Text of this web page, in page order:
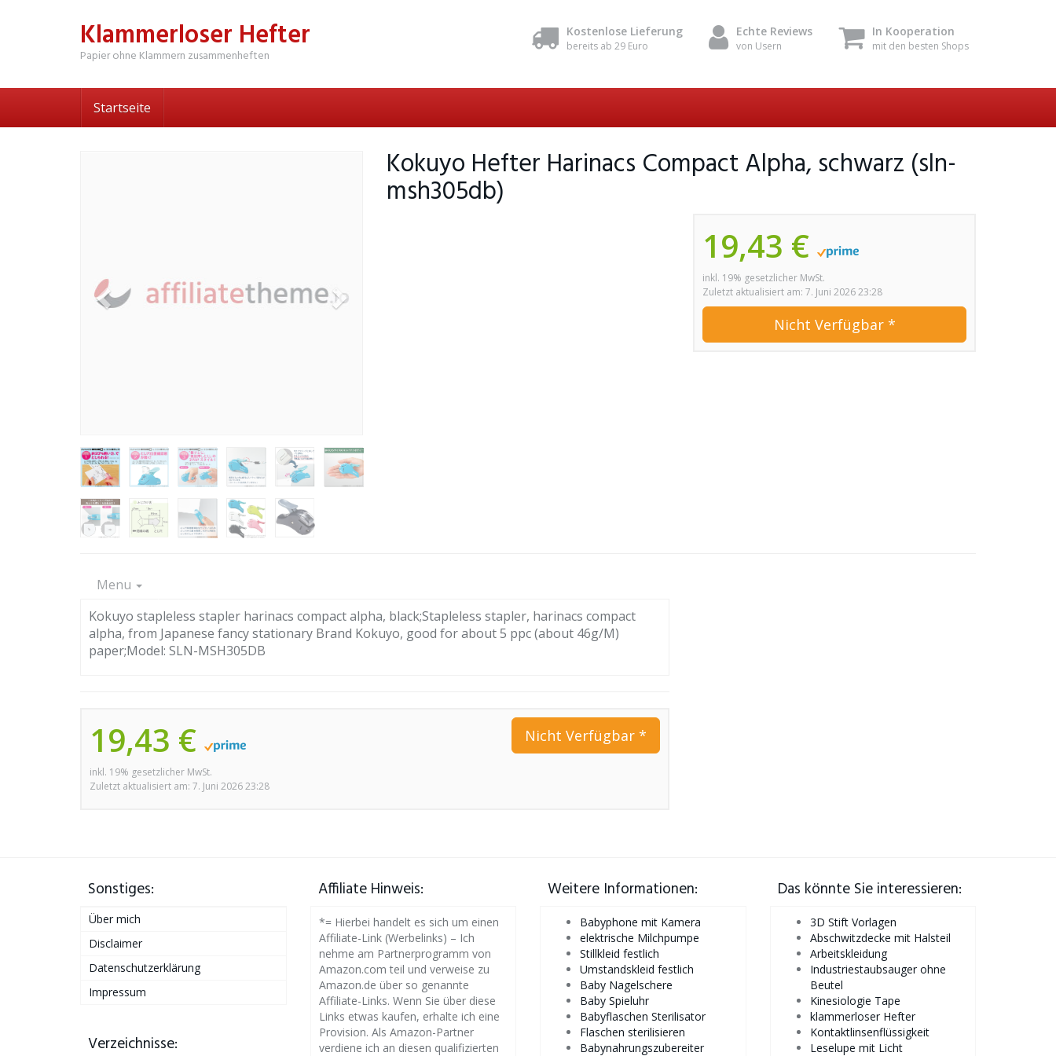
Klammerloser Hefter
Papier ohne Klammern zusammenheften
Kostenlose Lieferung
bereits ab 29 Euro
Echte Reviews
von Usern
In Kooperation
mit den besten Shops
Startseite
Kokuyo Hefter Harinacs Compact Alpha, schwarz (sln-
msh305db)
19,43 €
inkl. 19% gesetzlicher MwSt.
Zuletzt aktualisiert am: 7. Juni 2026 23:28
Nicht Verfügbar *
Menu
Kokuyo stapleless stapler harinacs compact alpha, black;Stapleless stapler, harinacs compact
alpha, from Japanese fancy stationary Brand Kokuyo, good for about 5 ppc (about 46g/M)
paper;Model: SLN-MSH305DB
19,43 €
inkl. 19% gesetzlicher MwSt.
Zuletzt aktualisiert am: 7. Juni 2026 23:28
Nicht Verfügbar *
Sonstiges:
Über mich
Disclaimer
Datenschutzerklärung
Impressum
Verzeichnisse:
Affiliate Hinweis:
*= Hierbei handelt es sich um einen
Affiliate-Link (Werbelinks) – Ich
nehme am Partnerprogramm von
Amazon.com teil und verweise zu
Amazon.de über so genannte
Affiliate-Links. Wenn Sie über diese
Links etwas kaufen, erhalte ich eine
Provision. Als Amazon-Partner
verdiene ich an diesen qualifizierten
Weitere Informationen:
Babyphone mit Kamera
elektrische Milchpumpe
Stillkleid festlich
Umstandskleid festlich
Baby Nagelschere
Baby Spieluhr
Babyflaschen Sterilisator
Flaschen sterilisieren
Babynahrungszubereiter
Das könnte Sie interessieren:
3D Stift Vorlagen
Abschwitzdecke mit Halsteil
Arbeitskleidung
Industriestaubsauger ohne
Beutel
Kinesiologie Tape
klammerloser Hefter
Kontaktlinsenflüssigkeit
Leselupe mit Licht